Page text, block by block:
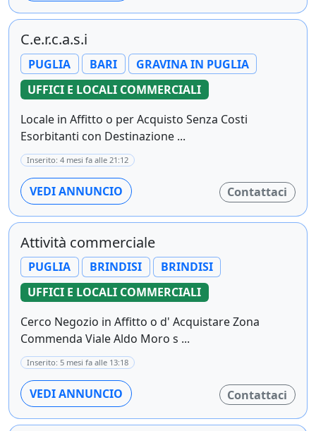
C.e.r.c.a.s.i
PUGLIA BARI
GRAVINA IN PUGLIA
UFFICI E LOCALI COMMERCIALI
Locale in Affitto o per Acquisto Senza Costi
Esorbitanti con Destinazione ...
Inserito: 4 mesi fa alle 21:12
VEDI ANNUNCIO Contattaci
Attività commerciale
PUGLIA BRINDISI
BRINDISI
UFFICI E LOCALI COMMERCIALI
Cerco Negozio in Affitto o d' Acquistare Zona
Commenda Viale Aldo Moro s ...
Inserito: 5 mesi fa alle 13:18
VEDI ANNUNCIO Contattaci